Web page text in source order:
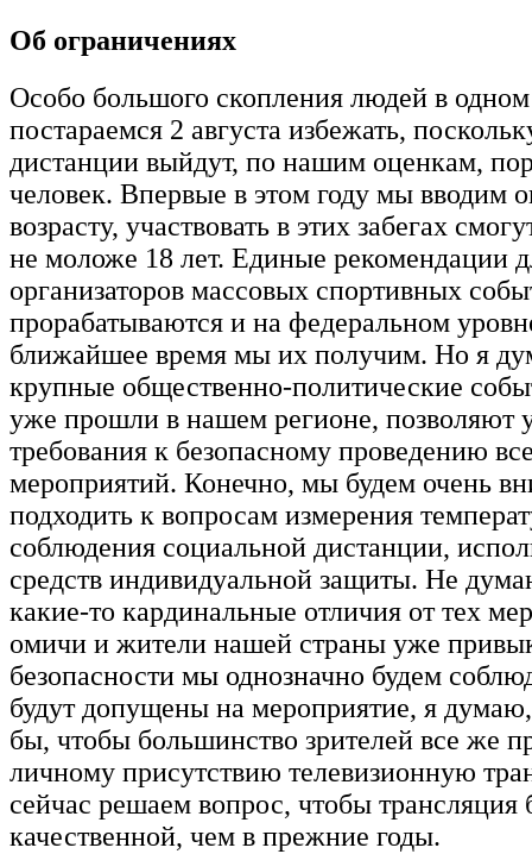
Об ограничениях
Особо большого скопления людей в
постараемся 2 августа избежать,
дистанции выйдут, по нашим оценкам,
человек. Впервые в этом году мы вводим
возрасту, участвовать в этих забегах
не моложе 18 лет. Единые рекомендации
организаторов массовых спортивных
прорабатываются и на федеральном
ближайшее время мы их получим. Но я
крупные общественно-политические
уже прошли в нашем регионе, позволяют
требования к безопасному проведению
мероприятий. Конечно, мы будем очень
подходить к вопросам измерения
соблюдения социальной дистанции,
средств индивидуальной защиты. Не
какие-то кардинальные отличия от тех
омичи и жители нашей страны уже
безопасности мы однозначно будем
будут допущены на мероприятие, я
бы, чтобы большинство зрителей все же
личному присутствию телевизионную
сейчас решаем вопрос, чтобы трансляция
качественной, чем в прежние годы.